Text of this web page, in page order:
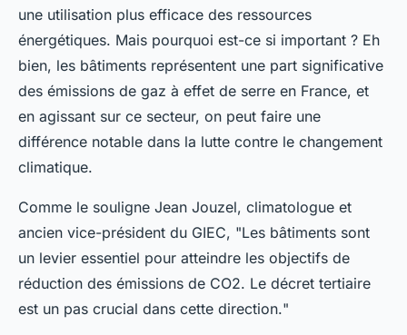
une utilisation plus efficace des ressources
énergétiques. Mais pourquoi est-ce si important ? Eh
bien, les bâtiments représentent une part significative
des émissions de gaz à effet de serre en France, et
en agissant sur ce secteur, on peut faire une
différence notable dans la lutte contre le changement
climatique.
Comme le souligne Jean Jouzel, climatologue et
ancien vice-président du GIEC, "Les bâtiments sont
un levier essentiel pour atteindre les objectifs de
réduction des émissions de CO2. Le décret tertiaire
est un pas crucial dans cette direction."